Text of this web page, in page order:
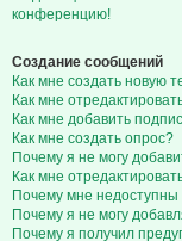
конференцию!
Создание сообщений
Как мне создать новую
Как мне
Как мне добавить
Как мне создать опрос?
Почему я не могу
Как мне
Почему мне
Почему я не могу
Почему я получил